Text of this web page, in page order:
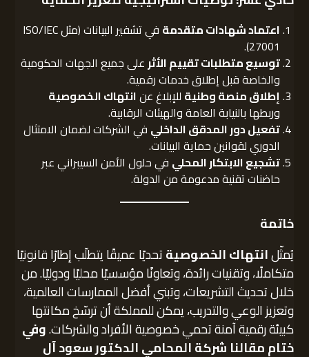
اعتماد شهادات متقدمة
في تشفير البيانات (مثل ISO/IEC
27001).
توسيع متطلبات تقييم الأثرعلى جميع الجهات الحكومية
والخاصة قبل إطلاق خدمات رقمية.
إطلاق منصة وطنية للإبلاغ عنانتهاك الخصوصية
وربطها بالنيابة العامة والهيئات الرقابية.
تفعيل دور المدقق الداخلي في الشركات لضمان الامتثال
الدوري لقوانين حماية البيانات.
تشجيع الابتكار المحلي في حلول الأمن السيبراني عبر
حاضنات تقنية مدعومة من الدولة.
خاتمة
يُمثّلانتهاك الخصوصيةتحديًا عميقًا يتطلّب إطارًا قانونيًا
متكاملًا، وتقنيات رائدة، وتعاونًا مؤسسيًا محليًا ودوليًا. من
خلال تحديث التشريعات، وتبني أفضل الممارسات العالمية،
وتعزيز الوعي والتدريب، يمكن للمملكة أن ترسّخ مكانتها
كبيئة رقمية آمنة تحمي خصوصية الأفراد والشركات.وفي
ختام مقالنا شركة المحامي الدكتور سعود آل